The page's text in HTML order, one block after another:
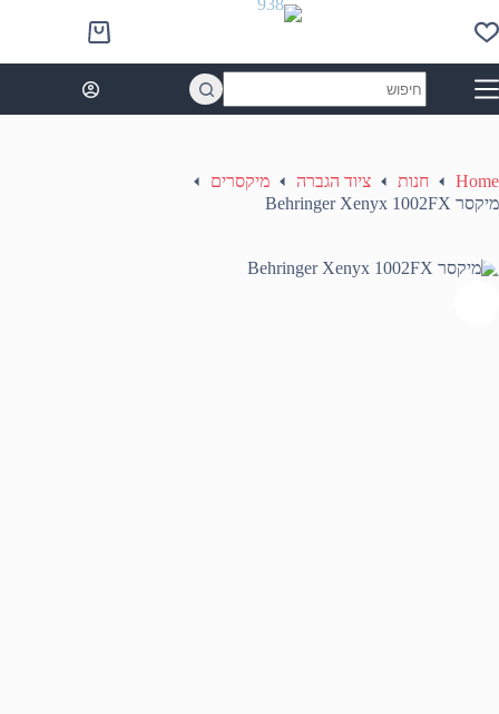
to
content
Shopping
cart
results
Home חנות ציוד הגברה
מיקסרים
מיקסר Behringer Xenyx 1002FX